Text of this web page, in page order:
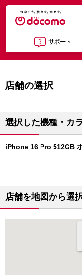
サポート
店舗の選択
選択した機種・カ
iPhone 16 Pro 512GB
店舗を地図から選